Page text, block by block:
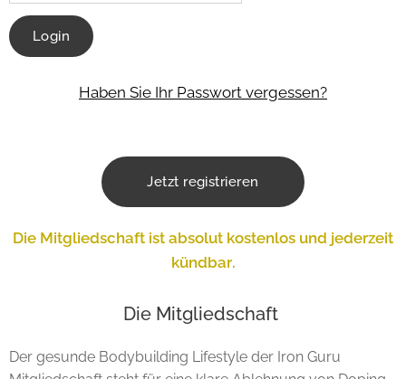
Login
Haben Sie Ihr Passwort vergessen?
Jetzt registrieren
Die Mitgliedschaft ist absolut kostenlos und jederzeit
kündbar.
Die Mitgliedschaft
Der gesunde Bodybuilding Lifestyle der Iron Guru